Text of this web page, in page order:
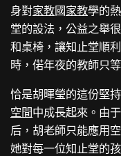
身對家教國家教學的
堂的設法，公益之舉
和桌椅，讓知止堂順
時，偌年夜的教師只
恰是胡暉瑩的這份堅
空間中成長起來。由
后，胡老師只能應用
她對每一位知止堂的